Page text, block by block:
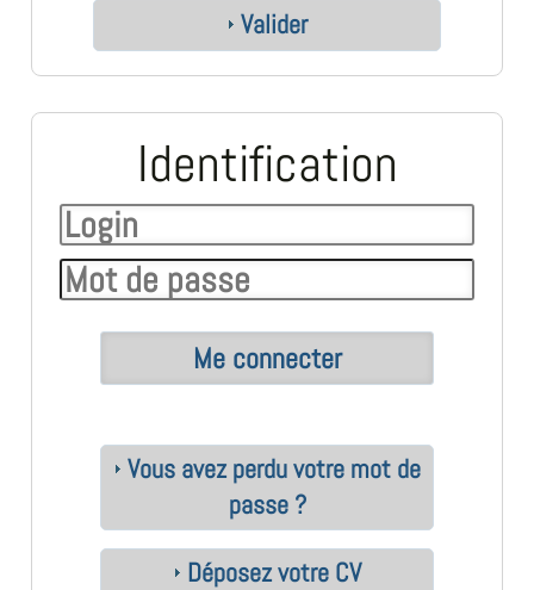
Valider
Identification
Vous avez perdu votre mot de
passe ?
Déposez votre CV